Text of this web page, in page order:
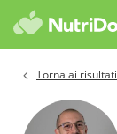
Torna ai risultati